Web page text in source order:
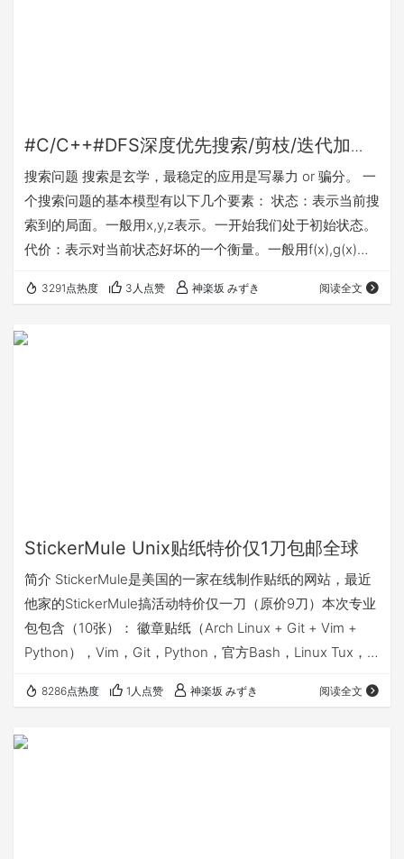
#C/C++#DFS深度优先搜索/剪枝/迭代加深
搜索/A*搜索
搜索问题 搜索是玄学，最稳定的应用是写暴力 or 骗分。 一
个搜索问题的基本模型有以下几个要素： 状态：表示当前搜
索到的局面。一般用x,y,z表示。一开始我们处于初始状态。
代价：表示对当前状态好坏的一个衡量。一般用f(x),g(x)表
我们再进行一步搜索的过程。在扩展过程结束以后，我们可
转移代价。 搜索问题可以分为两类：可行性搜索与最优性搜
3291点热度 3人点赞 神楽坂 みずき 阅读全文
StickerMule Unix贴纸特价仅1刀包邮全球
简介 StickerMule是美国的一家在线制作贴纸的网站，最近
他家的StickerMule搞活动特价仅一刀（原价9刀）本次专业
包包含（10张）： 徽章贴纸（Arch Linux + Git + Vim +
Python），Vim，Git，Python，官方Bash，Linux Tux，
寸：约64 x 64毫米。 徽章贴纸尺寸：16 x 27mm。 包平
点击这里，好像是走AF…
8286点热度 1人点赞 神楽坂 みずき 阅读全文